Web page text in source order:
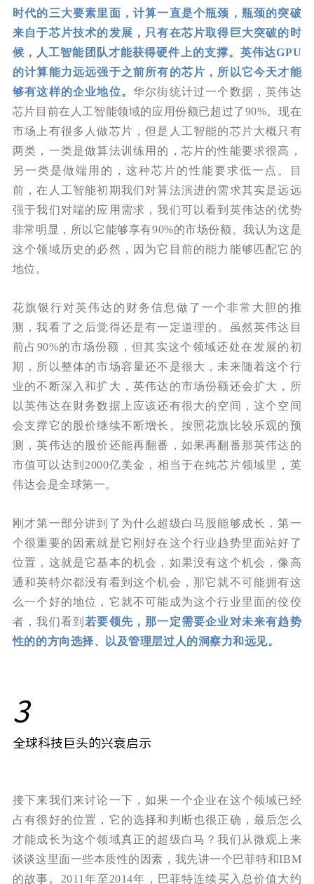
时代的三大要素里面，计算一直是个瓶颈，瓶颈的突破
来自于芯片技术的发展，只有在芯片取得巨大突破的时
候，人工智能团队才能获得硬件上的支撑。英伟达GPU
的计算能力远远强于之前所有的芯片，所以它今天才能
够有这样的企业地位。 华尔街统计过一个数据，英伟达
芯片目前在人工智能领域的应用份额已超过了90%。现在
市场上有很多人做芯片，但是人工智能的芯片大概只有
两类，一类是做算法训练用的，芯片的性能要求很高，
另一类是做端用的，这种芯片的性能要求低一点。目
前，在人工智能初期我们对算法演进的需求其实是远远
强于我们对端的应用需求，我们可以看到英伟达的优势
非常明显，所以它能够享有90%的市场份额。我认为这是
这个领域历史的必然，因为它目前的能力能够匹配它的
地位。
花旗银行对英伟达的财务信息做了一个非常大胆的推
测，我看了之后觉得还是有一定道理的。虽然英伟达目
前占90%的市场份额，但其实这个领域还处在发展的初
期，所以整体的市场容量还不是很大，未来随着这个行
业的不断深入和扩大，英伟达的市场份额还会扩大，所
以英伟达在财务数据上应该还有很大的空间，这个空间
会支撑它的股价继续不断增长。按照花旗比较乐观的预
测，英伟达的股价还能再翻番，如果再翻番那英伟达的
市值可以达到2000亿美金，相当于在纯芯片领域里，英
伟达会是全球第一。
刚才第一部分讲到了为什么超级白马股能够成长，第一
个很重要的因素就是它刚好在这个行业趋势里面站好了
位置，这就是它基本的机会，如果没有这个机会，像高
通和英特尔都没有看到这个机会，那它就不可能拥有这
么一个好的地位，它就不可能成为这个行业里面的佼佼
者，我们看到若要领先，那一定需要企业对未来有趋势
性的的方向选择、以及管理层过人的洞察力和远见。
3
全球科技巨头的兴衰启示
接下来我们来讨论一下，如果一个企业在这个领域已经
占有很好的位置，它的选择和判断也很正确，最后怎么
才能成长为这个领域真正的超级白马？我们从微观上来
谈谈这里面一些本质性的因素，我先讲一个巴菲特和IBM
的故事。2011年至2014年，巴菲特连续买入总价值大约